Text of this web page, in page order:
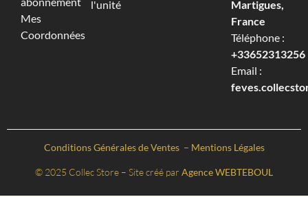
Mes
Coordonnées
l'unité
Martigues,
France
Téléphone :
+33652313256‬
Email :
Conditions Générales de Ventes – Mentions Légales
© 2025 Collec Store – Site créé par Agence WEBTEBOUL